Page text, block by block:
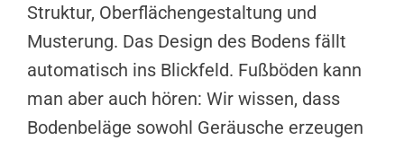
Struktur, Oberflächengestaltung und
Musterung. Das Design des Bodens fällt
automatisch ins Blickfeld. Fußböden kann
man aber auch hören: Wir wissen, dass
Bodenbeläge sowohl Geräusche erzeugen